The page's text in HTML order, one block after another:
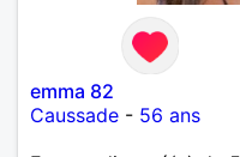
emma 82
Caussade - 56 ans